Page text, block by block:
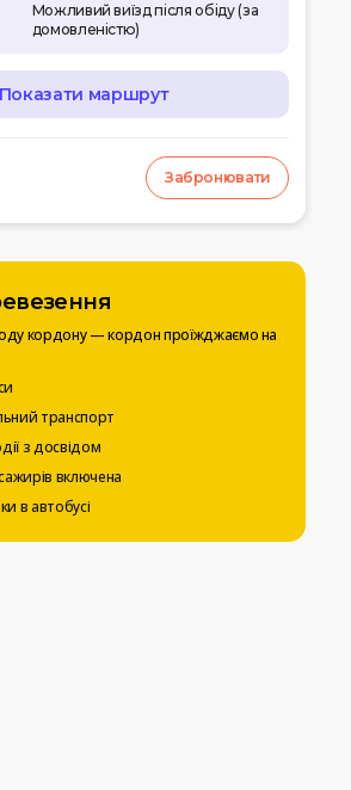
Можливий виїзд після обіду (за
домовленістю)
Показати маршрут
аеропорт
пл. 4
Забронювати
кордону — кордон проїжджаємо на
транспорт
з досвідом
включена
в автобусі